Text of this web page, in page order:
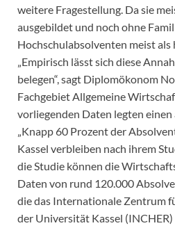
weitere Fragestellung. Da sie
ausgebildet und noch ohne
Hochschulabsolventen meist als
„Empirisch lässt sich diese
belegen“, sagt Diplomökonom
Fachgebiet Allgemeine
vorliegenden Daten legten einen
„Knapp 60 Prozent der
Kassel verbleiben nach ihrem
die Studie können die
Daten von rund 120.000
die das Internationale Zentrum
der Universität Kassel